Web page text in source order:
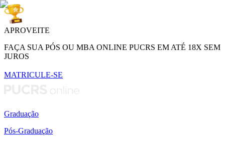
APROVEITE
FAÇA SUA PÓS OU MBA ONLINE PUCRS EM ATÉ 18X SEM
JUROS
MATRICULE-SE
Graduação
Pós-Graduação